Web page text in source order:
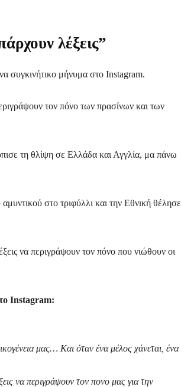
λέξεις”
συγκινήτικο μήνυμα στο Instagram.
τον πόνο των πρασίνων και των
τη θλίψη σε Ελλάδα και Αγγλία, μα πάνω
στο τριφύλλι και την Εθνική θέλησε
να περιγράψουν τον πόνο που νιώθουν οι
Instagram:
μας… Και όταν ένα μέλος χάνεται, ένα
να περιγράψουν τον πονο μας για την